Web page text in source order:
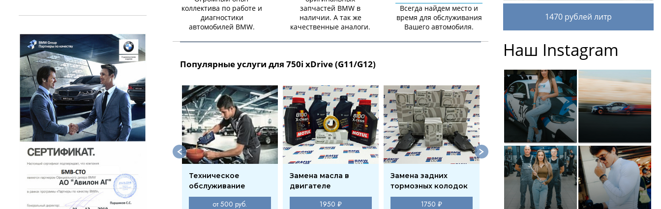
коллектива по работе и
диагностики
автомобилей BMW.
запчастей BMW в
наличии. А так же
качественные аналоги.
Всегда найдем место и
время для обслуживания
Вашего автомобиля.
Популярные услуги для 750i xDrive (G11/G12)
камеры
27000 руб.
Кодирование
Техническое
обслуживание
от 500 руб.
Замена масла в
двигателе
1950 ₽
Замена задних
тормозных колодок
1750 ₽
Замена передних
тормозных колодок
1750 ₽
Замена передних
тормозных
3300 ₽
1470 рублей литр
Наш Instagram